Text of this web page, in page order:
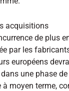
acquisitions
de plus
par les
européens
une phase de
moyen terme,